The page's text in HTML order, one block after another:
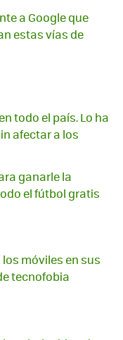
a Google que
estas vías de
todo el país. Lo ha
afectar a los
ganarle la
el fútbol gratis
móviles en sus
tecnofobia